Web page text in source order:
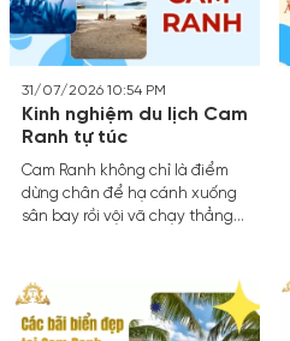
31/07/2026 10:54 PM
Kinh nghiệm du lịch Cam
Ranh tự túc
Cam Ranh không chỉ là điểm
dừng chân để hạ cánh xuống
sân bay rồi vội vã chạy thẳng
bãi biển hoang sơ, làn nước
trong vắt và không khí yên
bình, một chuyến kinh nghiệm